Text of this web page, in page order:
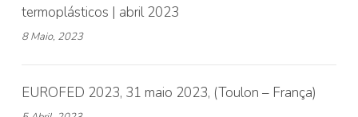
termoplásticos | abril 2023
8 Maio, 2023
EUROFED 2023, 31 maio 2023, (Toulon – França)